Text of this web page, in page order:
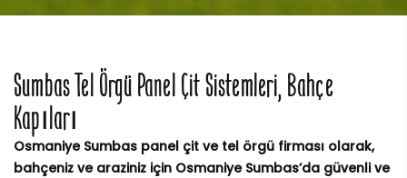
Sumbas Tel Örgü Panel Çit Sistemleri, Bahçe
Kapıları
Osmaniye Sumbas panel çit ve tel örgü firması olarak,
bahçeniz ve araziniz için Osmaniye Sumbas’da güvenli ve